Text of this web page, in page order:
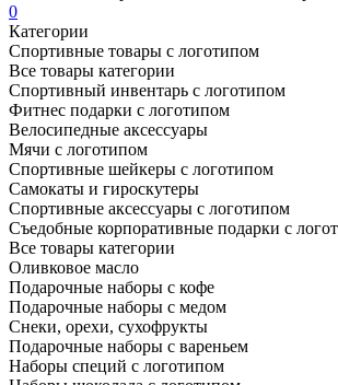
0
Категории
Спортивные товары с логотипом
Все товары категории
Спортивный инвентарь с логотипом
Фитнес подарки с логотипом
Велосипедные аксессуары
Мячи с логотипом
Спортивные шейкеры с логотипом
Самокаты и гироскутеры
Спортивные аксессуары с логотипом
Съедобные корпоративные подарки с
Все товары категории
Оливковое масло
Подарочные наборы с кофе
Подарочные наборы с медом
Снеки, орехи, сухофрукты
Подарочные наборы с вареньем
Наборы специй с логотипом